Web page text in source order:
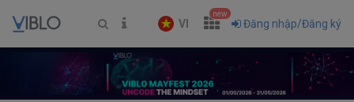
VI
new
Đăng nhập/Đăng ký